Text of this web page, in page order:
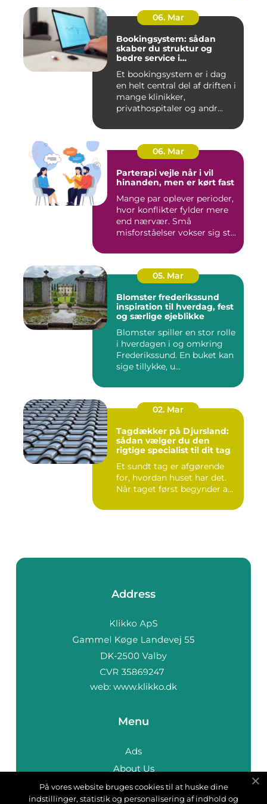
06. Mar
Bookingsystem: sådan
skaber du struktur og
bedre service i
Et bookingsystem er i dag
en helt central del af driften i
mange klinikker,
privathospitaler og andr...
06. Mar
Parterapi vejle når i vil
hinanden, men er kørt fast
Mange par oplever perioder,
hvor konflikter fylder mere
end nærvær. Små
misforståelser vokser sig st...
05. Mar
Blomster frederikssund
inspiration til hverdag, fest
og særlige øjeblikke
Blomster spiller en stor rolle
i hverdagen i og omkring
Frederikssund. En buket kan
sige tillykke, u...
02. Mar
Tagdækker på Djursland:
sådan vælger du den
rigtige specialist til dit tag
Et sundt tag er afgørende
for, hvordan huset har det.
Når taget først begynder a...
Address
web: www.klikko.dk
Menu
Ads
About Us
Cookies
På vores website bruges cookies til at huske dine
indstillinger, statistik og personalisering af indhold og